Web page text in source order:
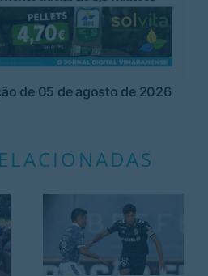
de 05 de agosto de 2026